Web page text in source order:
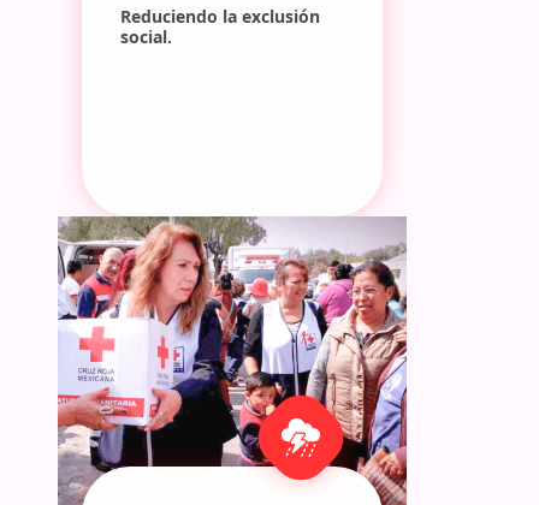
Reduciendo la exclusión
social.